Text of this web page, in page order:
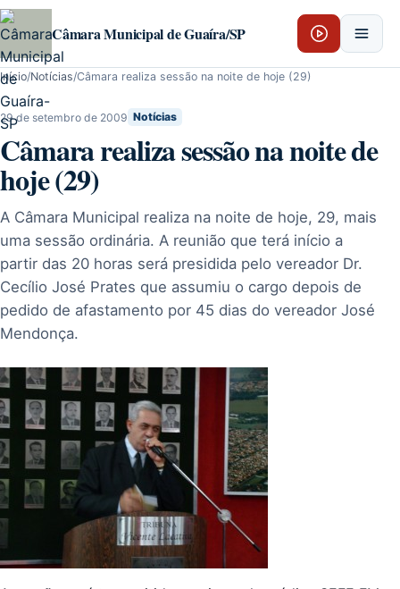
Pular para o conteúdo
Câmara Municipal de Guaíra/SP
Início/Notícias/Câmara realiza sessão na noite de hoje (29)
29 de setembro de 2009 Notícias
Câmara realiza sessão na noite de
hoje (29)
A Câmara Municipal realiza na noite de hoje, 29, mais
uma sessão ordinária. A reunião que terá início a
partir das 20 horas será presidida pelo vereador Dr.
Cecílio José Prates que assumiu o cargo depois de
pedido de afastamento por 45 dias do vereador José
Mendonça.